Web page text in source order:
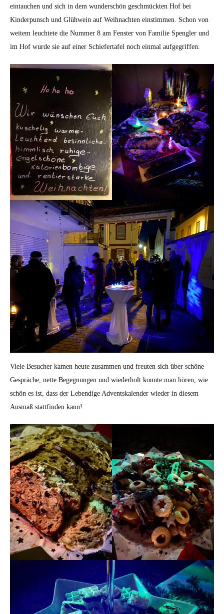
eintauchen und sich in dem wunderschön geschmückten Hof bei
Kinderpunsch und Glühwein auf Weihnachten einstimmen. Schon von
weitem leuchtete die Nummer 8 am Fenster von Familie Spengler und
im Hof wurde sie auf einer Schiefertafel noch einmal aufgegriffen.
Viele Besucher kamen heute zusammen und freuten sich über schöne
Gespräche, nette Begegnungen und wiederholt konnte man hören, wie
schön es ist, dass der Lebendige Adventskalender wieder in diesem
Ausmaß stattfinden kann!